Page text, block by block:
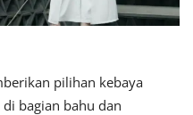
pilihan kebaya
bagian bahu dan